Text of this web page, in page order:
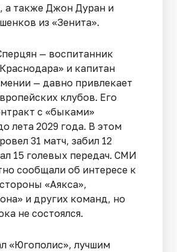
а также Джон Дуран и
из «Зенита».
— воспитанник
и капитан
— давно привлекает
клубов. Его
с «быками»
лета 2029 года. В этом
31 матч, забил 12
15 голевых передач. СМИ
сообщали об интересе к
«Аякса»,
и других команд, но
не состоялся.
«Югополис», лучшим